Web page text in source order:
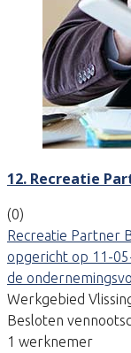
12. Recreatie
(0)
Recreatie Partner
opgericht op 11-
de
Werkgebied
Besloten
1 werknemer